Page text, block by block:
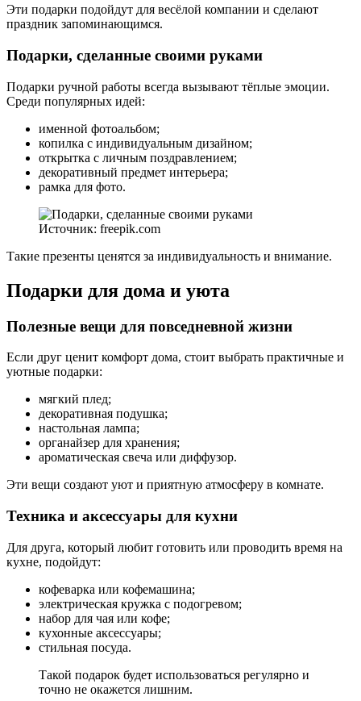
Эти подарки подойдут для весёлой компании и сделают
праздник запоминающимся.
Подарки, сделанные своими руками
Подарки ручной работы всегда вызывают тёплые эмоции.
Среди популярных идей:
именной фотоальбом;
копилка с индивидуальным дизайном;
открытка с личным поздравлением;
декоративный предмет интерьера;
рамка для фото.
Источник: freepik.com
Такие презенты ценятся за индивидуальность и внимание.
Подарки для дома и уюта
Полезные вещи для повседневной жизни
Если друг ценит комфорт дома, стоит выбрать практичные и
уютные подарки:
мягкий плед;
декоративная подушка;
настольная лампа;
органайзер для хранения;
ароматическая свеча или диффузор.
Эти вещи создают уют и приятную атмосферу в комнате.
Техника и аксессуары для кухни
Для друга, который любит готовить или проводить время на
кухне, подойдут:
кофеварка или кофемашина;
электрическая кружка с подогревом;
набор для чая или кофе;
кухонные аксессуары;
стильная посуда.
Такой подарок будет использоваться регулярно и
точно не окажется лишним.